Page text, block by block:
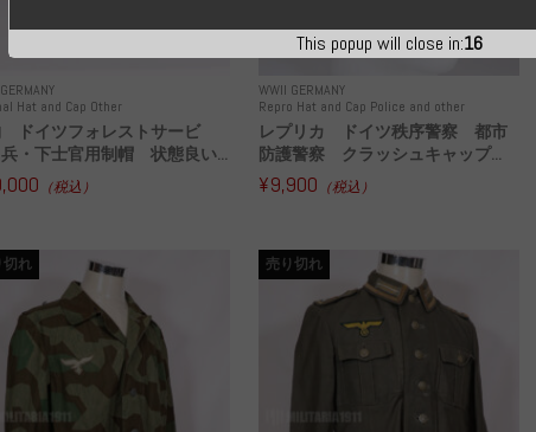
Hat and Cap Other
ドイツフォレストサービ
・下士官用制帽 状態良い...
（税込）
WWII GERMANY
Repro Hat and Cap Police and other
レプリカ ドイツ秩序警察 都市
防護警察 クラッシュキャップ...
¥9,900 （税込）
切れ 売り切れ
This popup will close in:14